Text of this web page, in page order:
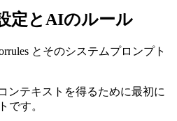
定とAIのルール
とそのシステムプロンプト
ンテキストを得るために最初に
です。